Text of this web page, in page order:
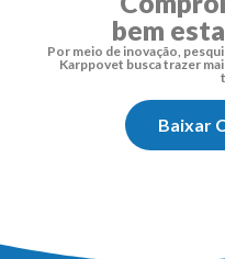
bem
Por meio de inovação,
Karppovet busca trazer
Baixar